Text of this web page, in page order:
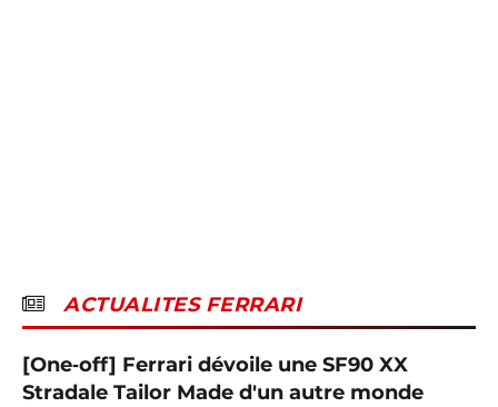
ACTUALITES FERRARI
[One‑off] Ferrari dévoile une SF90 XX
Stradale Tailor Made d'un autre monde